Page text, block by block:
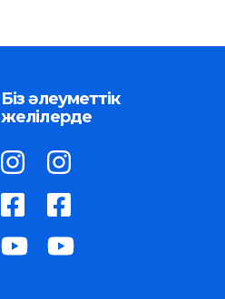
Біз әлеуметтік
желілерде